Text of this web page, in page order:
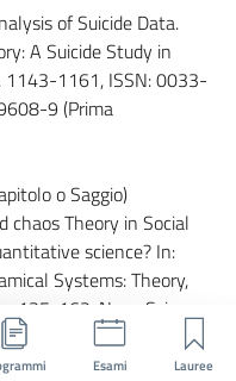
of Suicide Data.
A Suicide Study in
1143-1161, ISSN: 0033-
9 (Prima
o Saggio)
chaos Theory in Social
science? In:
Systems: Theory,
135-162, Nova Science
1-62808-001-8.
Esami Lauree